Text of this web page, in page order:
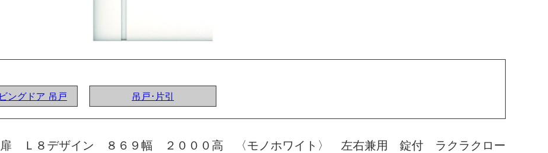
ングドア 吊戸 吊戸･片引
Ｌ８デザイン ８６９幅 ２０００高 〈モノホワイト〉 左右兼用 錠付 ラクラクロー